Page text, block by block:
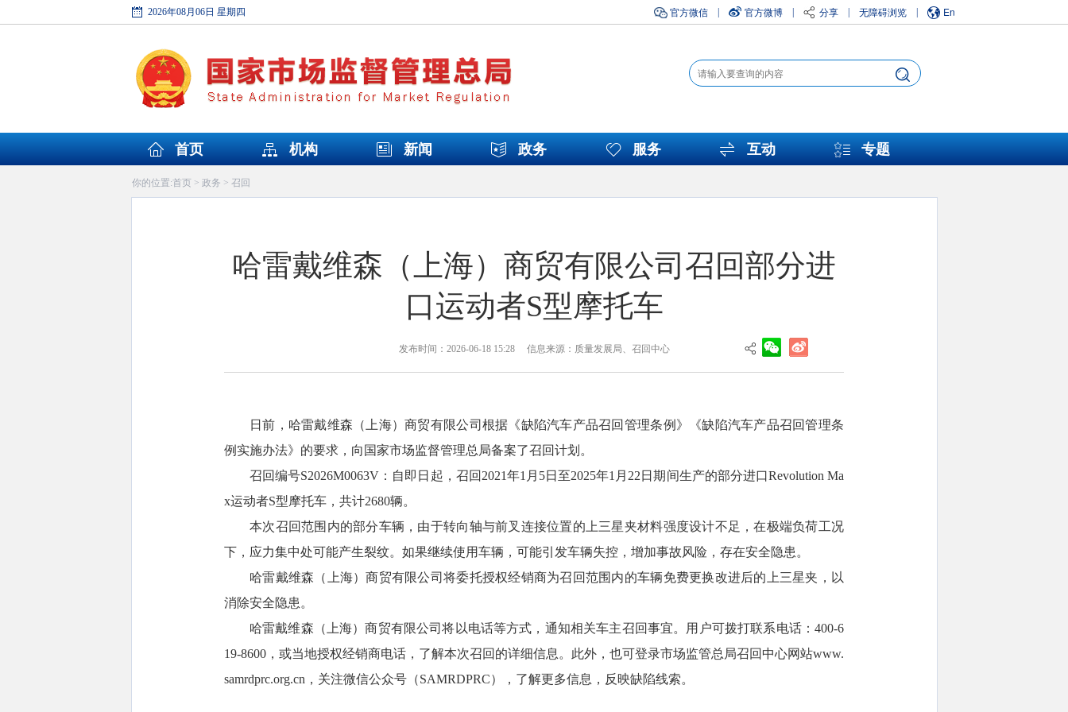
2026年08月06日 星期四 官方微信 官方微博 分享 无障碍浏览 En
首页 机构 新闻 政务 服务 互动 专题
你的位置:首页> 政务 > 召回
哈雷戴维森（上海）商贸有限公司召回部分进
口运动者S型摩托车
发布时间：2026-06-18 15:28 信息来源：质量发展局、召回中心
日前，哈雷戴维森（上海）商贸有限公司根据《缺陷汽车产品召回管理条例》《缺陷汽车产品召回管理条
例实施办法》的要求，向国家市场监督管理总局备案了召回计划。
召回编号S2026M0063V：自即日起，召回2021年1月5日至2025年1月22日期间生产的部分进口Revolution Ma
x运动者S型摩托车，共计2680辆。
本次召回范围内的部分车辆，由于转向轴与前叉连接位置的上三星夹材料强度设计不足，在极端负荷工况
下，应力集中处可能产生裂纹。如果继续使用车辆，可能引发车辆失控，增加事故风险，存在安全隐患。
哈雷戴维森（上海）商贸有限公司将委托授权经销商为召回范围内的车辆免费更换改进后的上三星夹，以
消除安全隐患。
哈雷戴维森（上海）商贸有限公司将以电话等方式，通知相关车主召回事宜。用户可拨打联系电话：400-6
19-8600，或当地授权经销商电话，了解本次召回的详细信息。此外，也可登录市场监管总局召回中心网站www.
samrdprc.org.cn，关注微信公众号（SAMRDPRC），了解更多信息，反映缺陷线索。